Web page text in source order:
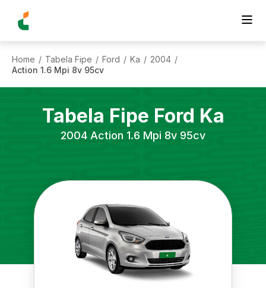
Home / Tabela Fipe / Ford / Ka / 2004 /
Action 1.6 Mpi 8v 95cv
Tabela Fipe Ford Ka
2004 Action 1.6 Mpi 8v 95cv